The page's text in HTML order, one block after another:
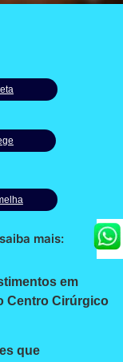
mais:
em
Centro Cirúrgico
que